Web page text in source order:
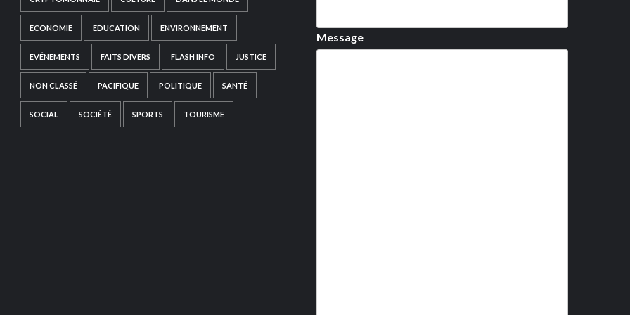
ECONOMIE EDUCATION ENVIRONNEMENT
EVÉNEMENTS FAITS DIVERS FLASH INFO JUSTICE
NON CLASSÉ PACIFIQUE POLITIQUE SANTÉ
SOCIAL SOCIÉTÉ SPORTS TOURISME
Message